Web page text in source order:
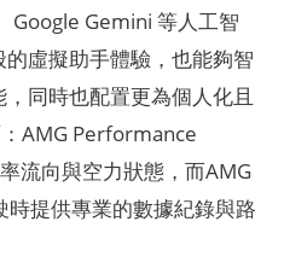
Google Gemini 等人工智
虛擬助手體驗，也能夠智
同時也配置更為個人化且
AMG Performance
流向與空力狀態，而AMG
時提供專業的數據紀錄與路